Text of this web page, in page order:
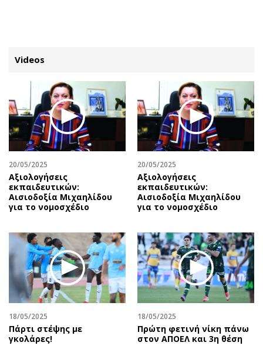
ΚΑΤΗΓΟΡΙΕΣ ΣΥΝΔΕΣΗ
Κύπρος
Παιδεία
Υγεία
Πολιτική
Βουλευτικές 2026
Εκλογές 2024
Δημοσκοπήσεις
Διπλωματία
Αθλητισμός
Κύπρος
Διεθνή
Κληρώσεις Allwyn
Απόψεις
Αρθρογραφία
The Hill
Υγεία
Αγγελίες
Ενοικιάζονται
Ζητούν εργασία
Θέσεις εργασίας
Geek
Νέα
Social
Αυτοκίνηση
Videos
20/05/2025
Αξιολογήσεις
εκπαιδευτικών:
Αισιοδοξία Μιχαηλίδου
για το νομοσχέδιο
20/05/2025
Αξιολογήσεις
εκπαιδευτικών:
Αισιοδοξία Μιχαηλίδου
για το νομοσχέδιο
18/05/2025
Πάρτι στέψης με
γκολάρες!
18/05/2025
Πρώτη φετινή νίκη πάνω
στον ΑΠΟΕΛ και 3η θέση